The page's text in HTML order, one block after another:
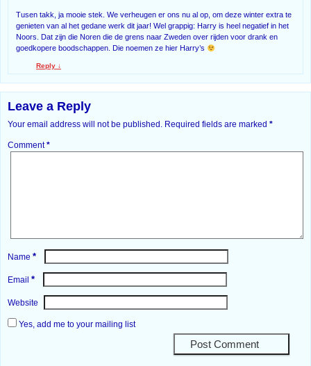
Tusen takk, ja mooie stek. We verheugen er ons nu al op, om deze winter extra te
genieten van al het gedane werk dit jaar! Wel grappig: Harry is heel negatief in het
Noors. Dat zijn die Noren die de grens naar Zweden over rijden voor drank en
goedkopere boodschappen. Die noemen ze hier Harry’s
Reply ↓
Leave a Reply
Your email address will not be published. Required fields are marked *
Comment*
Name *
Email *
Website
Yes, add me to your mailing list